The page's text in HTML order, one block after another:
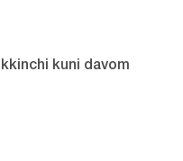
kuni davom